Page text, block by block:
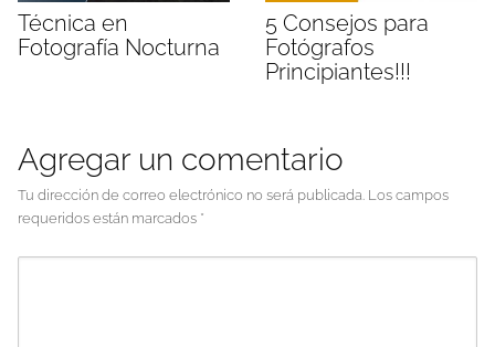
Técnica en
Fotografía Nocturna
5 Consejos para
Fotógrafos
Principiantes!!!
Agregar un comentario
Tu dirección de correo electrónico no será publicada. Los campos
requeridos están marcados *